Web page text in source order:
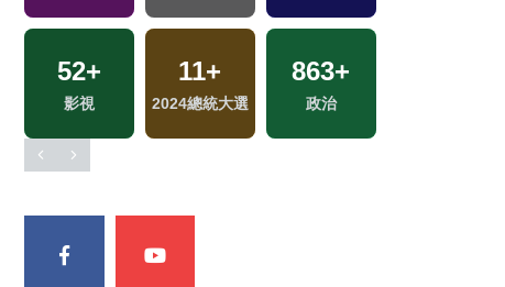
52+
影視
11+
2024總統大選
863+
政治